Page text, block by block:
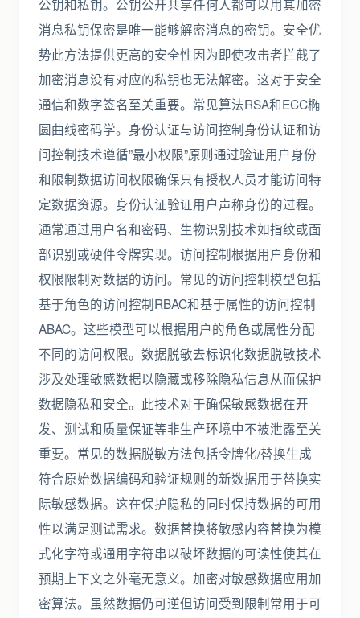
公钥和私钥。公钥公开共享任何人都可以用其加密
消息私钥保密是唯一能够解密消息的密钥。安全优
势此方法提供更高的安全性因为即使攻击者拦截了
加密消息没有对应的私钥也无法解密。这对于安全
通信和数字签名至关重要。常见算法RSA和ECC椭
圆曲线密码学。身份认证与访问控制身份认证和访
问控制技术遵循”最小权限”原则通过验证用户身份
和限制数据访问权限确保只有授权人员才能访问特
定数据资源。身份认证验证用户声称身份的过程。
通常通过用户名和密码、生物识别技术如指纹或面
部识别或硬件令牌实现。访问控制根据用户身份和
权限限制对数据的访问。常见的访问控制模型包括
基于角色的访问控制RBAC和基于属性的访问控制
ABAC。这些模型可以根据用户的角色或属性分配
不同的访问权限。数据脱敏去标识化数据脱敏技术
涉及处理敏感数据以隐藏或移除隐私信息从而保护
数据隐私和安全。此技术对于确保敏感数据在开
发、测试和质量保证等非生产环境中不被泄露至关
重要。常见的数据脱敏方法包括令牌化/替换生成
符合原始数据编码和验证规则的新数据用于替换实
际敏感数据。这在保护隐私的同时保持数据的可用
性以满足测试需求。数据替换将敏感内容替换为模
式化字符或通用字符串以破坏数据的可读性使其在
预期上下文之外毫无意义。加密对敏感数据应用加
密算法。虽然数据仍可逆但访问受到限制常用于可